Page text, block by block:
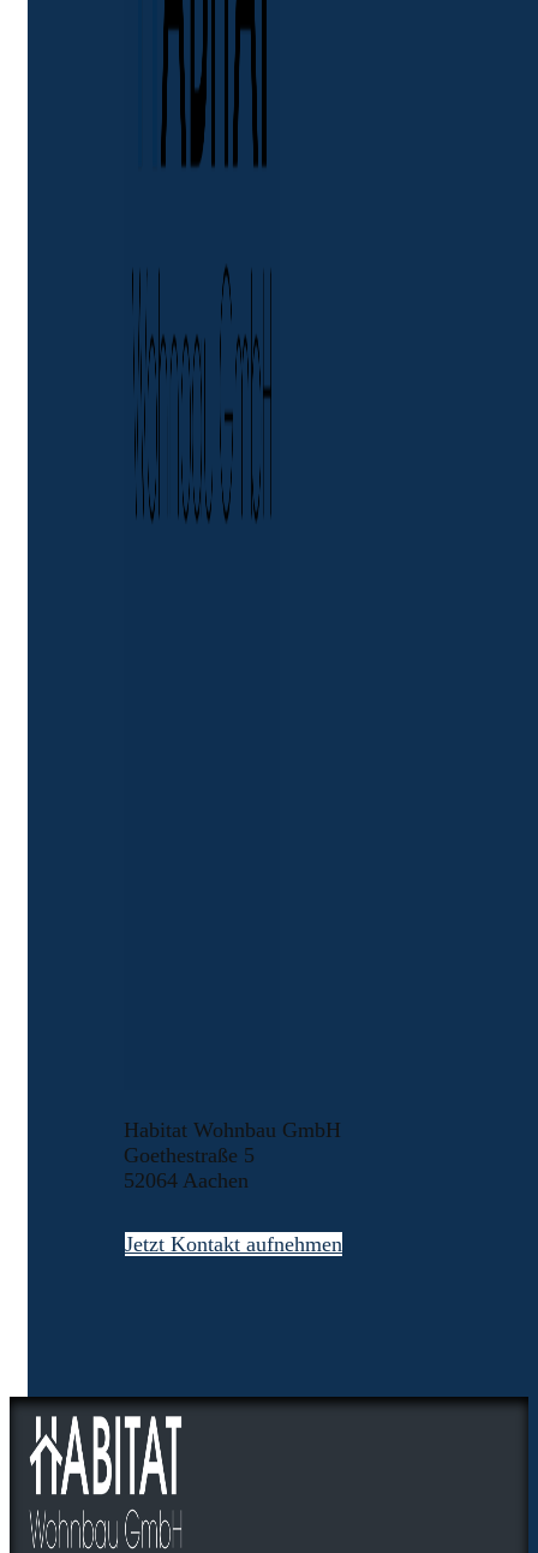
Habitat Wohnbau GmbH
Goethestraße 5
52064 Aachen
Jetzt Kontakt aufnehmen